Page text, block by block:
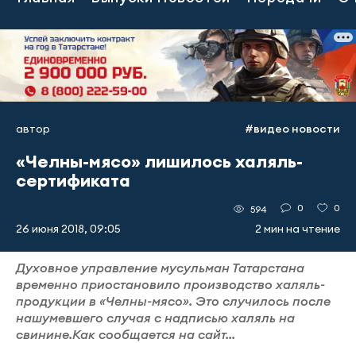
автор #видео новости
«Челны-мясо» лишилось халяль-
сертификата
26 июня 2018, 09:05
594 0 0
2 мин на чтение
Духовное управление мусульман Татарстана
временно приостановило производство халяль-
продукции в «Челны-мясо». Это случилось после
нашумевшего случая с надписью халяль на
свинине.Как сообщается на сайт...